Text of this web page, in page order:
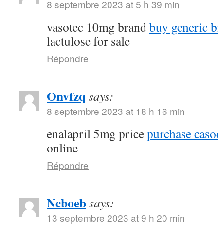
8 septembre 2023 at 5 h 39 min
vasotec 10mg brandbuy generic
lactulose for sale
Répondre
Onvfzq says:
8 septembre 2023 at 18 h 16 min
enalapril 5mg pricepurchase
online
Répondre
Ncboebsays:
13 septembre 2023 at 9 h 20 min